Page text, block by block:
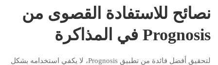
نصائح للاستفادة القصوى من
Prognosis في المذاكرة
لتحقيق أفضل فائدة من تطبيق Prognosis، لا يكفي استخدامه بشكل